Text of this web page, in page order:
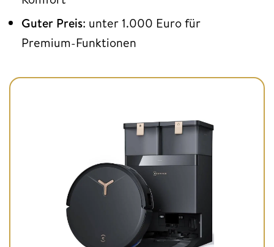
Guter Preis: unter 1.000 Euro für
Premium-Funktionen